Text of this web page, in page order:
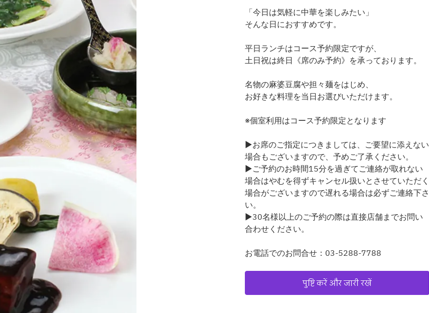
「今日は気軽に中華を楽しみたい」
そんな日におすすめです。
平日ランチはコース予約限定ですが、
土日祝は終日《席のみ予約》を承っております。
名物の麻婆豆腐や担々麺をはじめ、
お好きな料理を当日お選びいただけます。
※個室利用はコース予約限定となります
▶お席のご指定につきましては、ご要望に添えない
場合もございますので、予めご了承ください。
▶ご予約のお時間15分を過ぎてご連絡が取れない
場合はやむを得ずキャンセル扱いとさせていただく
場合がございますので遅れる場合は必ずご連絡下さ
い。
▶30名様以上のご予約の際は直接店舗までお問い
合わせください。
お電話でのお問合せ：03-5288-7788
पुष्टि करें और जारी रखें